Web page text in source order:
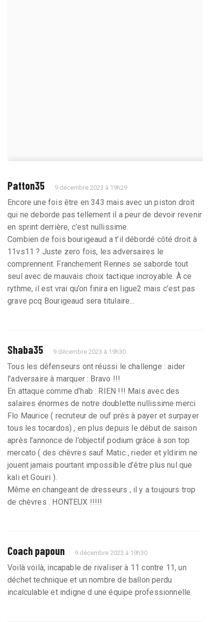
Patton35 9 décembre 2023 à 19h29
Encore une fois être en 343 mais avec un piston droit
qui ne deborde pas tellement il a peur de devoir revenir
en sprint derrière, c’est nullissime.
Combien de fois bourigeaud a t’il débordé côté droit à
11vs11 ? Juste zero fois, les adversaires le
comprennent. Franchement Rennes se saborde tout
seul avec de mauvais choix tactique incroyable. À ce
rythme, il est vrai qu’on finira en ligue2 mais c’est pas
grave pcq Bourigeaud sera titulaire...
Shaba35 9 décembre 2023 à 19h30
Tous les défenseurs ont réussi le challenge : aider
l’adversaire à marquer : Bravo !!!
En attaque comme d’hab : RIEN !!! Mais avec des
salaires énormes de notre doublette nullissime merci
Flo Maurice ( recruteur de ouf près à payer et surpayer
tous les tocardos) , en plus depuis le début de saison
après l’annonce de l’objectif podium grâce à son top
mercato ( des chèvres sauf Matic , rieder et yldirim ne
jouent jamais pourtant impossible d’être plus nul que
kali et Gouiri ).
Même en changeant de dresseurs , il y a toujours trop
de chèvres . HONTEUX !!!!!
Coach papoun 9 décembre 2023 à 19h30
Voilà voilà, incapable de rivaliser à 11 contre 11, un
déchet technique et un nombre de ballon perdu
incalculable et indigne d une équipe professionnelle